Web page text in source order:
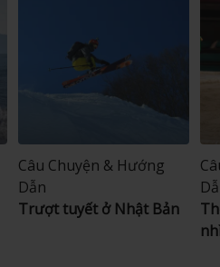
Câu Chuyện & Hướng
Dẫn
Trượt tuyết ở Nhật Bản